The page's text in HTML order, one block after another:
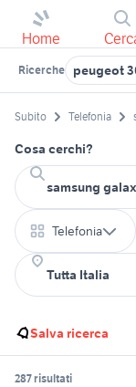
Home
Ricerche peugeot
Subito Telefonia
Cosa cerchi?
Telefonia
Salva ricerca
287 risultati